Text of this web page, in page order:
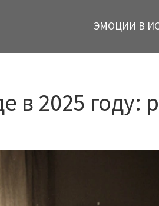
ЭМОЦИИ В
в 2025